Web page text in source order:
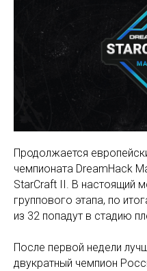
Продолжается
чемпионата DreamHack
StarCraft II. В настоящий
группового этапа, по
из 32 попадут в стадию
После первой недели
двукратный чемпион